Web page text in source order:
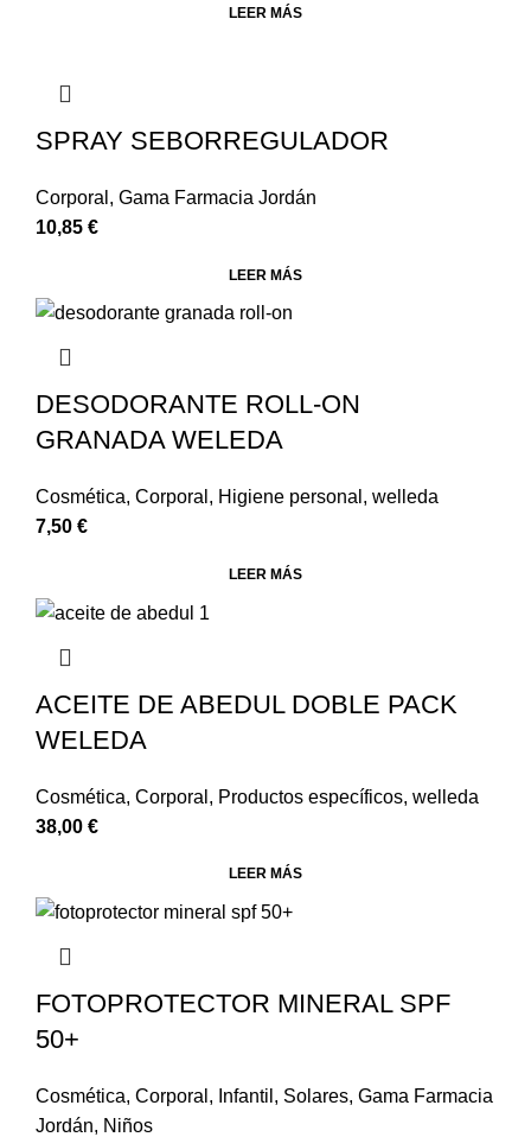
LEER MÁS
SPRAY SEBORREGULADOR
Corporal , Gama Farmacia Jordán
10,85 €
LEER MÁS
DESODORANTE ROLL-ON
GRANADA WELEDA
Cosmética, Corporal , Higiene personal , welleda
7,50 €
LEER MÁS
ACEITE DE ABEDUL DOBLE PACK
WELEDA
Cosmética, Corporal , Productos específicos, welleda
38,00 €
LEER MÁS
FOTOPROTECTOR MINERAL SPF
50+
Cosmética, Corporal , Infantil , Solares, Gama Farmacia
Jordán, Niños